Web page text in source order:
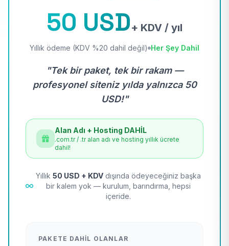
50 USD+ KDV / yıl
Yıllık ödeme (KDV %20 dahil değil) Her Şey Dahil
"Tek bir paket, tek bir rakam —
profesyonel siteniz yılda yalnızca 50
USD!"
Alan Adı + Hosting DAHİL
.com.tr / .tr alan adı ve hosting yıllık ücrete
dahil!
Yıllık 50 USD + KDV dışında ödeyeceğiniz başka
bir kalem yok — kurulum, barındırma, hepsi
içeride.
PAKETE DAHIL OLANLAR